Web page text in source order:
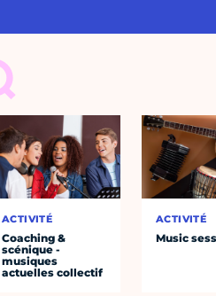
ACTIVITÉ
Coaching &
scénique -
musiques
actuelles collectif
ACTIVITÉ
Music